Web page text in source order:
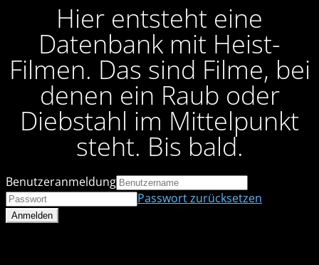
Hier entsteht eine
Datenbank mit Heist-
Filmen. Das sind Filme, bei
denen ein Raub oder
Diebstahl im Mittelpunkt
steht. Bis bald.
Benutzeranmeldung
Passwort zurücksetzen